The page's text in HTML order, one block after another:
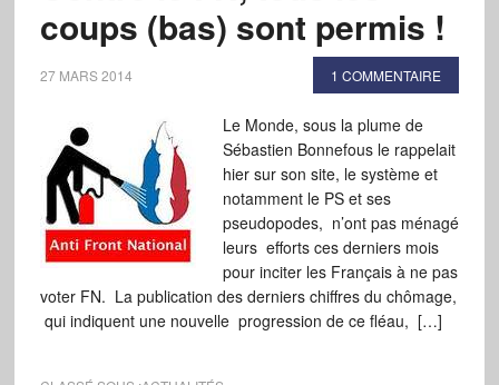
coups (bas) sont permis !
27 MARS 2014 1 COMMENTAIRE
Le Monde, sous la plume de
Sébastien Bonnefous le rappelait
hier sur son site, le système et
notamment le PS et ses
pseudopodes, n’ont pas ménagé
leurs efforts ces derniers mois
pour inciter les Français à ne pas
voter FN. La publication des derniers chiffres du chômage,
qui indiquent une nouvelle progression de ce fléau, […]